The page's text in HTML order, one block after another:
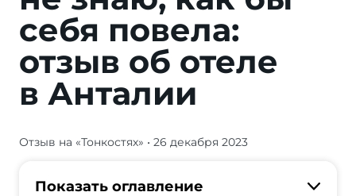
се­бя по­ве­ла:
отзыв об оте­ле
в Анталии
«Мы
непридирчивые
Отзыв на «Тонкостях» • 26 декабря 2023
Показать оглавление